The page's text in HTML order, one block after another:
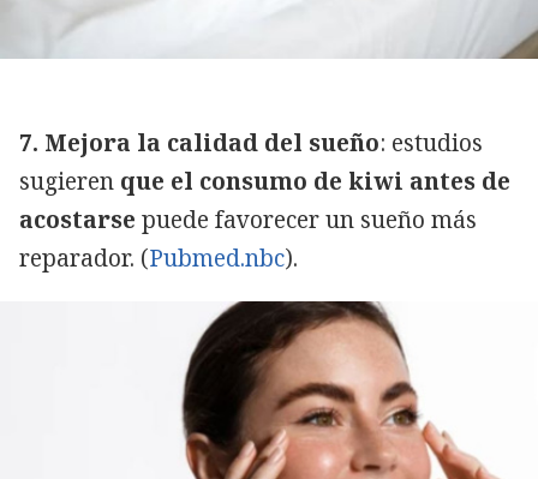
7. Mejora la calidad del sueño: estudios
sugieren que el consumo de kiwi antes de
acostarse puede favorecer un sueño más
reparador. (Pubmed.nbc).